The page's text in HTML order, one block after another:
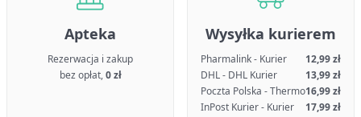
Apteka
Rezerwacja i zakup
bez opłat,0 zł
Wysyłka kurierem
Pharmalink - Kurier
12,99 zł
DHL - DHL Kurier
13,99 zł
Poczta Polska - Thermo16,99 zł
InPost Kurier - Kurier
17,99 zł